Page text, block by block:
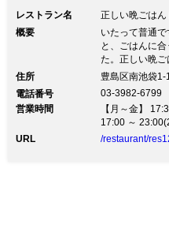
レストラン名
正しい晩ごはん
概要
いたって普通
と、ごはんに
た。正しい晩ご
住所
豊島区南池袋
電話番号
03-3982-6799
営業時間
【月～金】
17:00 ～
URL
/restaurant/